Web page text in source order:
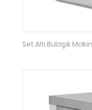
Set Altı Bulaşık